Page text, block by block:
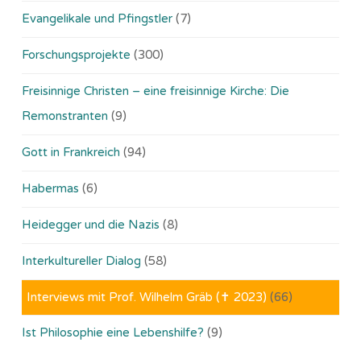
Evangelikale und Pfingstler (7)
Forschungsprojekte (300)
Freisinnige Christen – eine freisinnige Kirche: Die
Remonstranten (9)
Gott in Frankreich (94)
Habermas (6)
Heidegger und die Nazis (8)
Interkultureller Dialog (58)
Interviews mit Prof. Wilhelm Gräb (✝ 2023) (66)
Ist Philosophie eine Lebenshilfe? (9)